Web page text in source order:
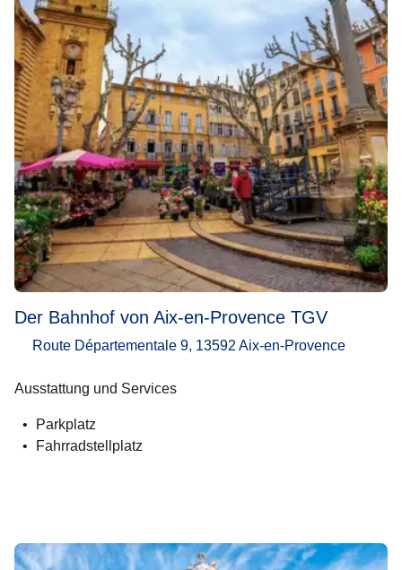
Der Bahnhof von Aix-en-Provence TGV
Route Départementale 9, 13592 Aix-en-Provence
Ausstattung und Services
Parkplatz
Fahrradstellplatz